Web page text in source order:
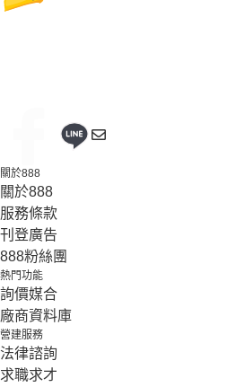
關於888
關於888
服務條款
刊登廣告
888粉絲團
熱門功能
詢價媒合
廠商資料庫
營建服務
法律諮詢
求職求才